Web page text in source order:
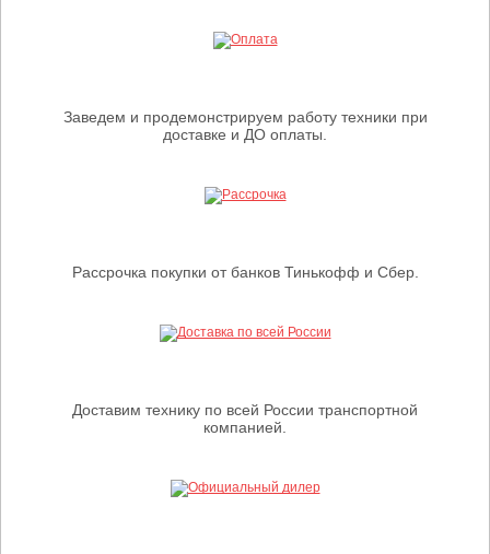
Заведем и продемонстрируем работу техники при
доставке и ДО оплаты.
Рассрочка покупки от банков Тинькофф и Сбер.
Доставим технику по всей России транспортной
компанией.